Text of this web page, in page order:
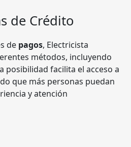
de Crédito
de pagos, Electricista
métodos, incluyendo
posibilidad facilita el acceso a
que más personas puedan
y atención